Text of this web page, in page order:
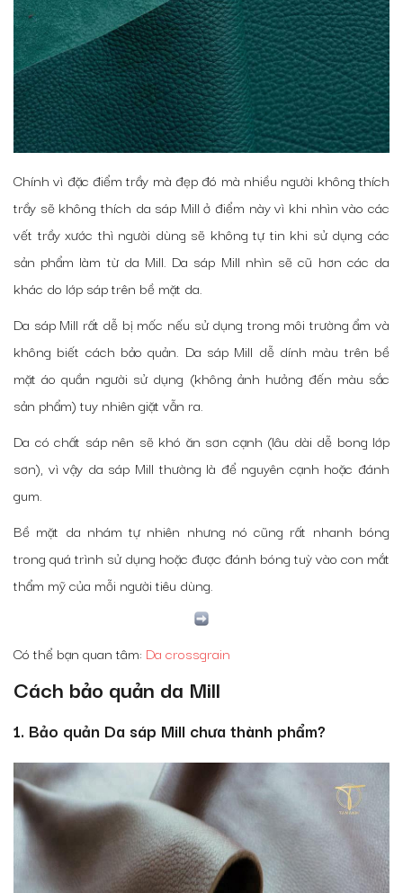
Chính vì đặc điểm trầy mà đẹp đó mà nhiều người không thích
trầy sẽ không thích da sáp Mill ở điểm này vì khi nhìn vào các
vết trầy xước thì người dùng sẽ không tự tin khi sử dụng các
sản phẩm làm từ da Mill. Da sáp Mill nhìn sẽ cũ hơn các da
khác do lớp sáp trên bề mặt da.
Da sáp Mill rất dễ bị mốc nếu sử dụng trong môi trường ẩm và
không biết cách bảo quản. Da sáp Mill dễ dính màu trên bề
mặt áo quần người sử dụng (không ảnh hưởng đến màu sắc
sản phẩm) tuy nhiên giặt vẫn ra.
Da có chất sáp nên sẽ khó ăn sơn cạnh (lâu dài dễ bong lớp
sơn), vì vậy da sáp Mill thường là để nguyên cạnh hoặc đánh
gum.
Bề mặt da nhám tự nhiên nhưng nó cũng rất nhanh bóng
trong quá trình sử dụng hoặc được đánh bóng tuỳ vào con mắt
thẩm mỹ của mỗi người tiêu dùng.
Có thể bạn quan tâm: Da crossgrain
Cách bảo quản da Mill
1. Bảo quản Da sáp Mill chưa thành phẩm?